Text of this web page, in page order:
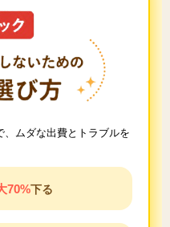
ムダな出費とトラブルを
70%下る